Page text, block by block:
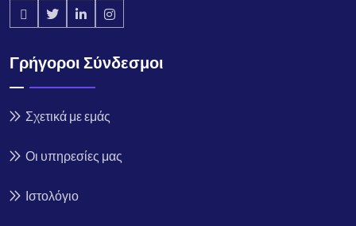
Γρήγοροι Σύνδεσμοι
Σχετικά με εμάς
Οι υπηρεσίες μας
Ιστολόγιο